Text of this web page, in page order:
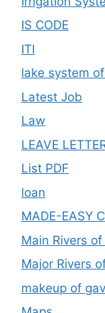
IS CODE
ITI
lake system
Latest Job
Law
LEAVE
List PDF
loan
MADE-EASY
Main Rivers
Major Rivers
makeup of